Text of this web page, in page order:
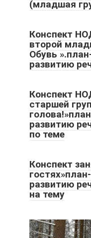
(младшая
Конспект
второй
Обувь
развитию
Конспект
старшей
развитию
по теме
Конспект
развитию
на тему